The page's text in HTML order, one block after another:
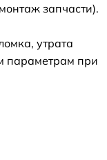
запчасти).
утрата
параметрам при